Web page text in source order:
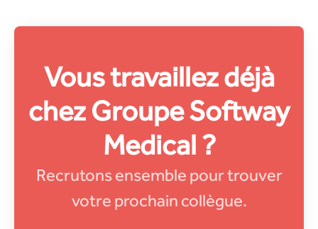
Vous travaillez déjà
chez Groupe Softway
Medical ?
Recrutons ensemble pour trouver
votre prochain collègue.